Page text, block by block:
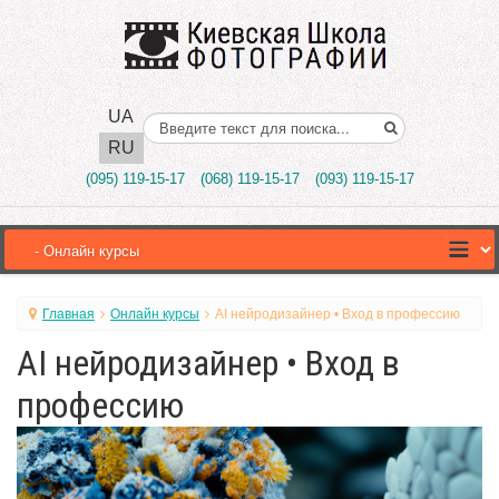
UA
RU
Поиск..
(095) 119-15-17 (068) 119-15-17 (093) 119-15-17
Главная Онлайн курсы AI нейродизайнер • Вход в профессию
AI нейродизайнер • Вход в
профессию